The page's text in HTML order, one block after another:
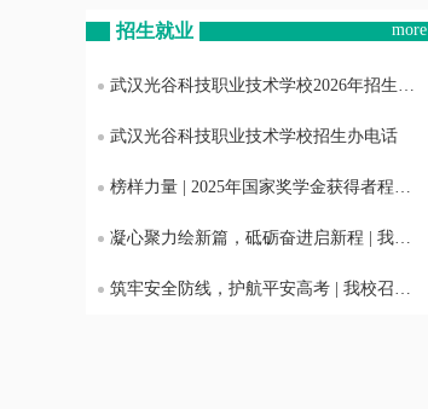
招生就业 more
武汉光谷科技职业技术学校2026年招生专业
武汉光谷科技职业技术学校招生办电话
榜样力量 | 2025年国家奖学金获得者程雨欣专访
凝心聚力绘新篇，砥砺奋进启新程 | 我校召开2025年度工作总结暨表彰大会
筑牢安全防线，护航平安高考 | 我校召开2025年普通高考考风考纪与护考工作会议